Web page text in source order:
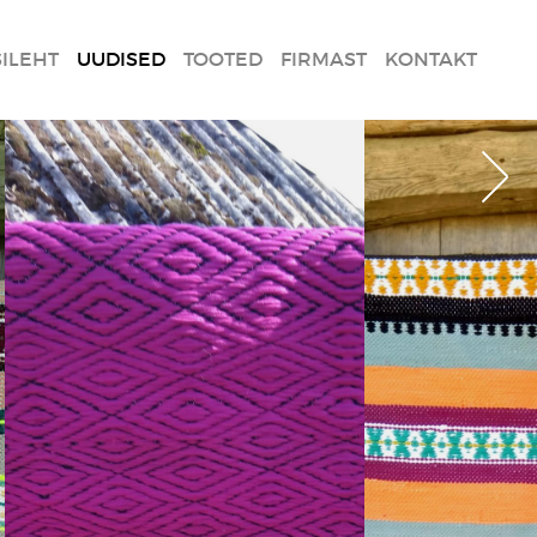
UUDISED TOOTED FIRMAST KONTAKT